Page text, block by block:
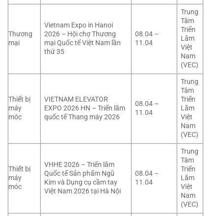
Thương
mại
Vietnam Expo in Hanoi
2026 – Hội chợ Thương
mại Quốc tế Việt Nam lần
thứ 35
08.04 –
11.04
Trung
Tâm
Triển
Lãm
Việt
Nam
(VEC)
Thiết bị
máy
móc
VIETNAM ELEVATOR
EXPO 2026 HN – Triển lãm
quốc tế Thang máy 2026
08.04 –
11.04
Trung
Tâm
Triển
Lãm
Việt
Nam
(VEC)
Thiết bị
máy
móc
VHHE 2026 – Triển lãm
Quốc tế Sản phẩm Ngũ
Kim và Dụng cụ cầm tay
Việt Nam 2026 tại Hà Nội
08.04 –
11.04
Trung
Tâm
Triển
Lãm
Việt
Nam
(VEC)